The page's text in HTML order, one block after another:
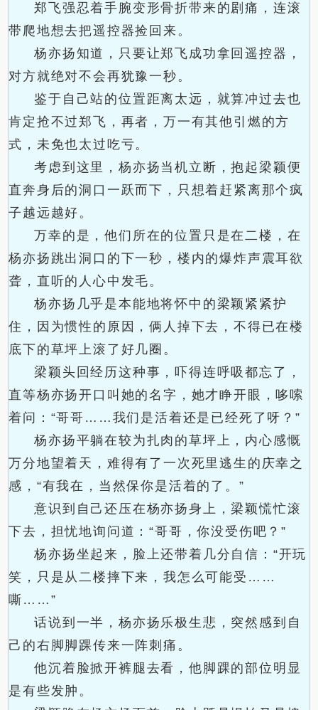
郑飞强忍着手腕变形骨折带来的剧痛，连滚
带爬地想去把遥控器捡回来。
杨亦扬知道，只要让郑飞成功拿回遥控器，
对方就绝对不会再犹豫一秒。
鉴于自己站的位置距离太远，就算冲过去也
肯定抢不过郑飞，再者，万一有其他引燃的方
式，未免也太过吃亏。
考虑到这里，杨亦扬当机立断，抱起梁颖便
直奔身后的洞口一跃而下，只想着赶紧离那个疯
子越远越好。
万幸的是，他们所在的位置只是在二楼，在
杨亦扬跳出洞口的下一秒，楼内的爆炸声震耳欲
聋，直听的人心中发毛。
杨亦扬几乎是本能地将怀中的梁颖紧紧护
住，因为惯性的原因，俩人掉下去，不得已在楼
底下的草坪上滚了好几圈。
梁颖头回经历这种事，吓得连呼吸都忘了，
直等杨亦扬开口叫她的名字，她才睁开眼，哆嗦
着问：“哥哥……我们是活着还是已经死了呀？”
杨亦扬平躺在较为扎肉的草坪上，内心感慨
万分地望着天，难得有了一次死里逃生的庆幸之
感，“有我在，当然保你是活着的了。”
意识到自己还压在杨亦扬身上，梁颖慌忙滚
下去，担忧地询问道：“哥哥，你没受伤吧？”
杨亦扬坐起来，脸上还带着几分自信：“开玩
笑，只是从二楼摔下来，我怎么可能受……
嘶……”
话说到一半，杨亦扬乐极生悲，突然感到自
己的右脚脚踝传来一阵刺痛。
他沉着脸掀开裤腿去看，他脚踝的部位明显
是有些发肿。